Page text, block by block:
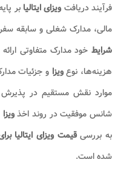
فرآیند دریافت ویزای ایتالیابر
مالی، مدارک شغلی و سابقه
شرایط خود مدارک متفاوتی
هزینه‌ها، نوعویزا و جزئیات
موارد نقش مستقیم در پذیرش
شانس موفقیت در روند اخذویزا
به بررسیقیمت ویزای ایتالیا
شده است.